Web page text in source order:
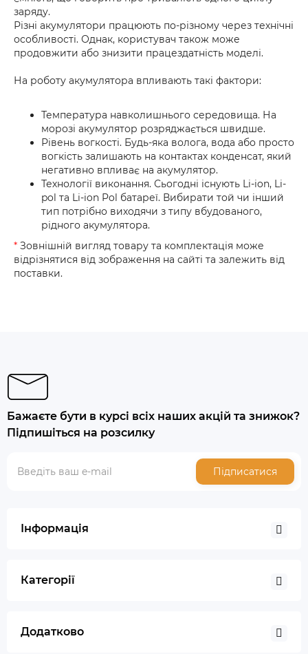
заряду.
Різні акумулятори працюють по-різному через технічні
особливості. Однак, користувач також може
продовжити або знизити працездатність моделі.
На роботу акумулятора впливають такі фактори:
Температура навколишнього середовища. На
морозі акумулятор розряджається швидше.
Рівень вогкості. Будь-яка волога, вода або просто
вогкість залишають на контактах конденсат, який
негативно впливає на акумулятор.
Технології виконання. Сьогодні існують Li-ion, Li-
pol та Li-ion Pol батареї. Вибирати той чи інший
тип потрібно виходячи з типу вбудованого,
рідного акумулятора.
* Зовнішній вигляд товару та комплектація може
відрізнятися від зображення на сайті та залежить від
поставки.
Бажаєте бути в курсі всіх наших акцій та знижок?
Підпишіться на розсилку
Підписатися
Інформація
Категорії
Додатково